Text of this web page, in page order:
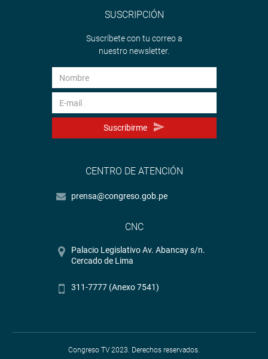
SUSCRIPCIÓN
Suscríbete con tu correo a
nuestro newsletter.
Suscribirme
CENTRO DE ATENCIÓN
prensa@congreso.gob.pe
CNC
Palacio Legislativo Av. Abancay s/n.
Cercado de Lima
311-7777 (Anexo 7541)
Congreso TV 2023. Derechos reservados.